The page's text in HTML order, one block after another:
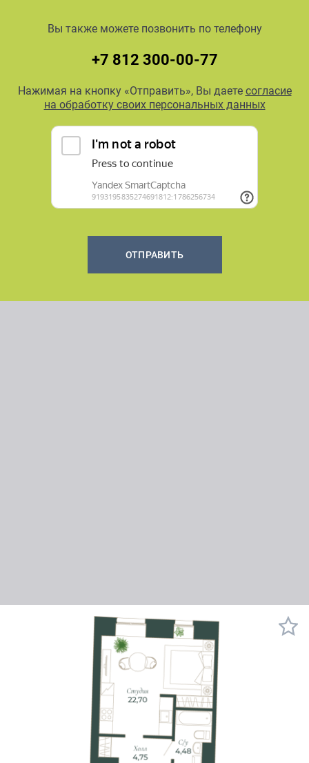
Вы также можете позвонить по телефону
+7 812 300-00-77
Нажимая на кнопку «Отправить», Вы даете согласие
на обработку своих персональных данных
ОТПРАВИТЬ